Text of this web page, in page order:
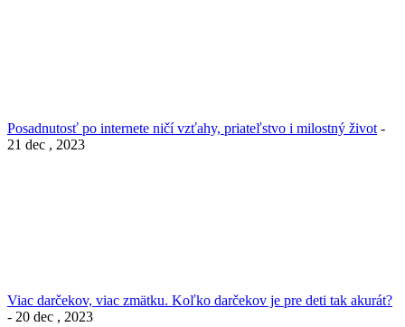
Posadnutosť po internete ničí vzťahy, priateľstvo i milostný život -
21 dec , 2023
Viac darčekov, viac zmätku. Koľko darčekov je pre deti tak akurát?
- 20 dec , 2023